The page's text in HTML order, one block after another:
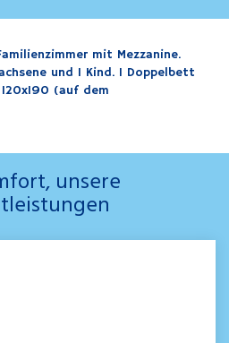
mit Mezzanine.
und 1 Kind. 1 Doppelbett
(auf dem
unsere